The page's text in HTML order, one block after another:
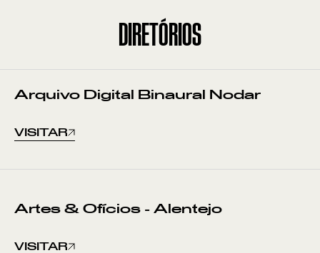
DIRETÓRIOS
Arquivo Digital Binaural Nodar
VISITAR
Artes & Ofícios - Alentejo
VISITAR